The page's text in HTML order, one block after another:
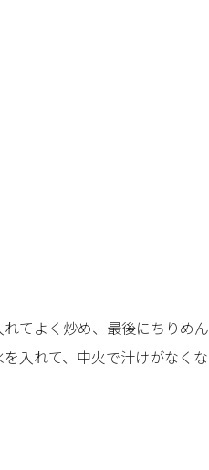
てよく炒め、最後にちりめん
入れて、中火で汁けがなく